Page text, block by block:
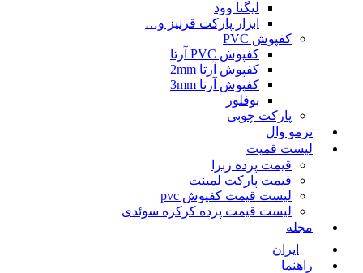
لیگنا وود
ابزار پارکت قرنیز و…
کفپوش PVC
کفپوش PVC آرتا
کفپوش آرتا 2mm
کفپوش آرتا 3mm
بوفلور
پارکت چوبی
ترمو وال
لیست قمیت
قیمت پرده زبرا
قیمت پارکت لمینت
لیست قیمت کفپوش pvc
لیست قیمت پرده کرکره سوئدی
مجله
ایران
راهنما